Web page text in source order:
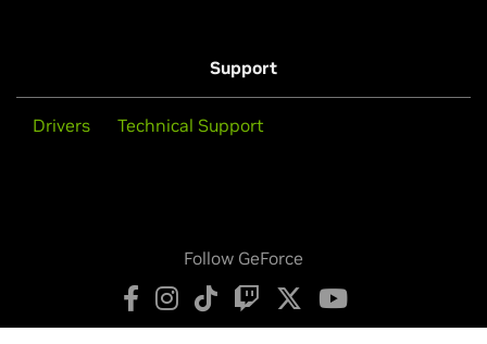
Support
Drivers Technical Support
Follow GeForce